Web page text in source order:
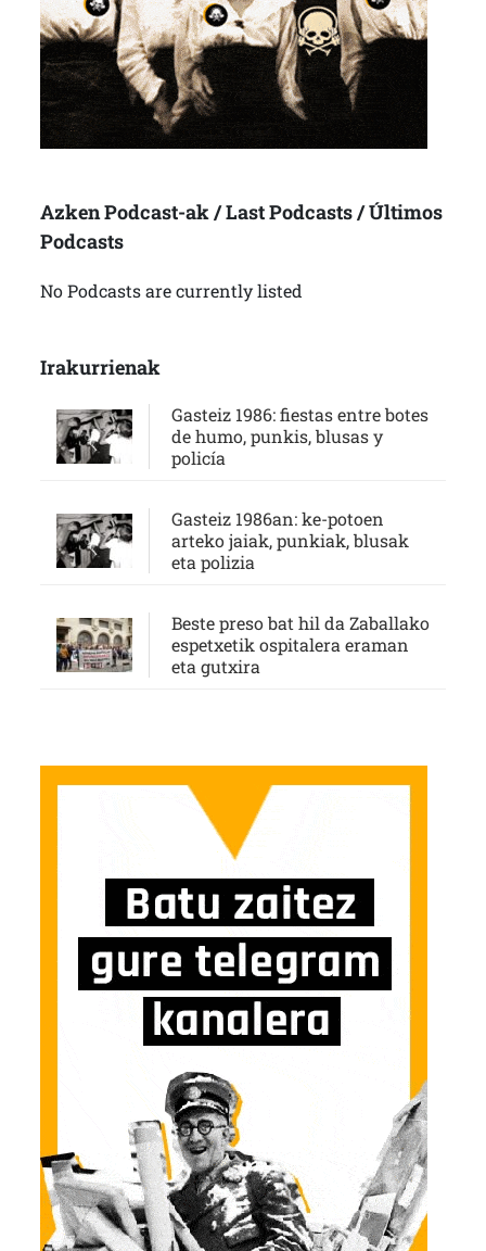
Azken Podcast-ak / Last Podcasts / Últimos
Podcasts
No Podcasts are currently listed
Irakurrienak
Gasteiz 1986: fiestas entre botes
de humo, punkis, blusas y
policía
Gasteiz 1986an: ke-potoen
arteko jaiak, punkiak, blusak
eta polizia
Beste preso bat hil da Zaballako
espetxetik ospitalera eraman
eta gutxira